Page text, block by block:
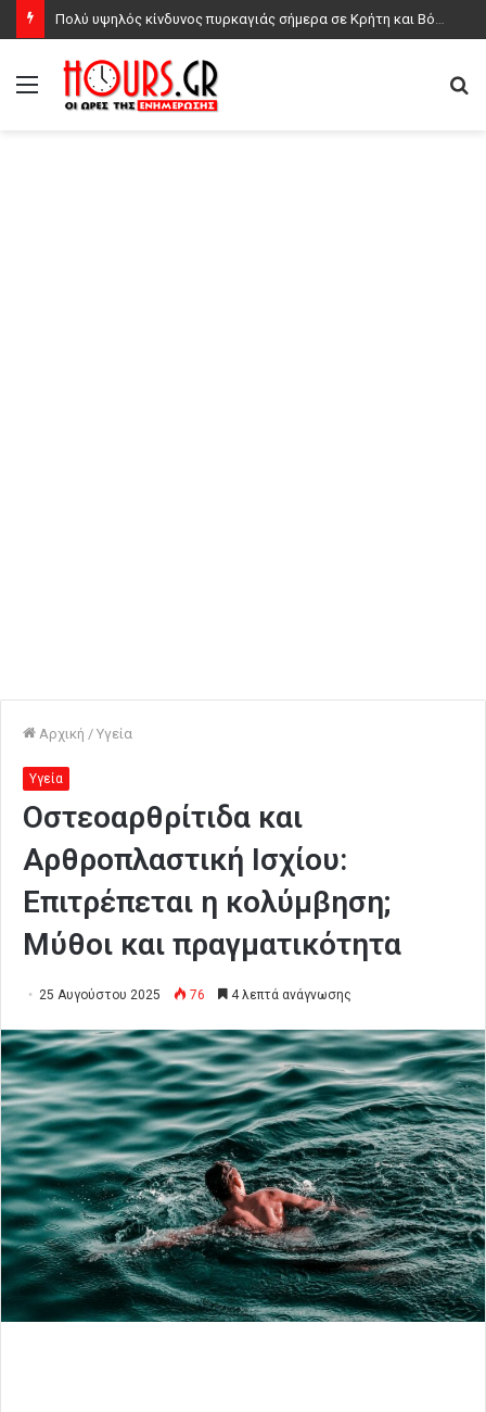
Πολύ υψηλός κίνδυνος πυρκαγιάς σήμερα σε Κρήτη και Βόρειο Αιγαίο, ποιες περιοχές είναι στο «πορτοκαλί»
Μενού
Αρχική / Υγεία
Υγεία
Οστεοαρθρίτιδα και
Αρθροπλαστική Ισχίου:
Επιτρέπεται η κολύμβηση;
Μύθοι και πραγματικότητα
25 Αυγούστου 2025 76 4 λεπτά ανάγνωσης